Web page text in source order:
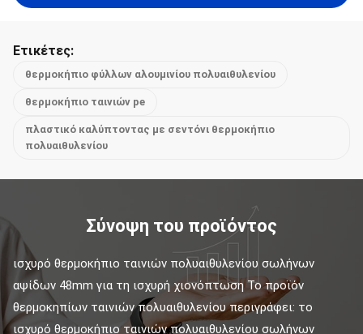
Ετικέτες:
θερμοκήπιο φύλλων αλουμινίου πολυαιθυλενίου
θερμοκήπιο ταινιών pe
πλαστικό καλύπτοντας με σεντόνι θερμοκήπιο
πολυαιθυλενίου
Σύνοψη του προϊόντος
ισχυρό θερμοκήπιο ταινιών πολυαιθυλενίου σωλήνων
αψίδων 48mm για τη ισχυρή χιονόπτωση Το προϊόν
θερμοκηπίων ταινιών πολυαιθυλενίου περιγράφει: το
ισχυρό θερμοκήπιο ταινιών πολυαιθυλενίου σωλήνων